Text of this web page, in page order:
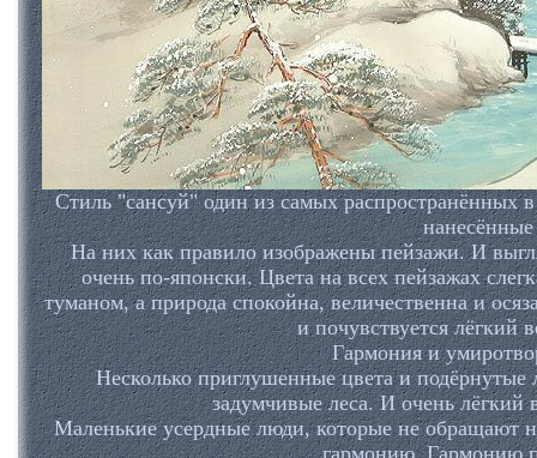
Стиль "сансуй" один из самых распространённых
На них как правило изображены пейзажи. И
очень по-японски. Цвета на всех пейзажах
туманом, а природа спокойна, величественна и
и почувствуется лёгкий
Гармония и
Несколько приглушенные цвета и
задумчивые леса. И очень лёгкий
Маленькие усердные люди, которые не обращают
гармонию. Гармонию